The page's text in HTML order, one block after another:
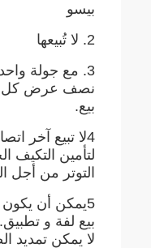
بيسو
2. لا تُبيعها
3. مع جولة واحدة في وقت واحد لتواصل بعد أن يلف ،
نصف عرض كل
بيع.
4لا تبيع آخر اتصال بالجلد مرة واحدة، و يجب أن تغطي الجلد بالكامل
لتأمين التكيف
التوتر من أجل
5يمكن أن يكون الملصق الذاتي الخلفي للشريط
بيع لفة و تطبيق.
لا يمكن تمديد